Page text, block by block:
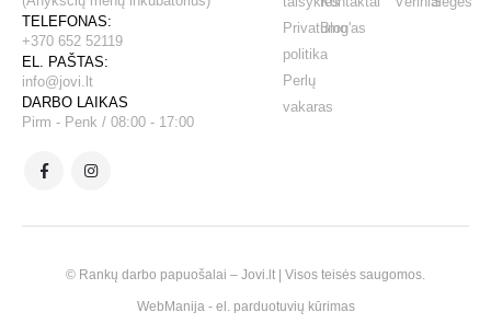
TELEFONAS:
+370 652 52119
EL. PAŠTAS:
info@jovi.lt
DARBO LAIKAS
Pirm - Penk / 08:00 - 17:00
Privatumo
politika
Perlų
vakaras
Blog'as
© Rankų darbo papuošalai – Jovi.lt | Visos teisės saugomos.
WebManija - el. parduotuvių kūrimas